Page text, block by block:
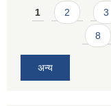
Pages
1 2 3
8
अन्य